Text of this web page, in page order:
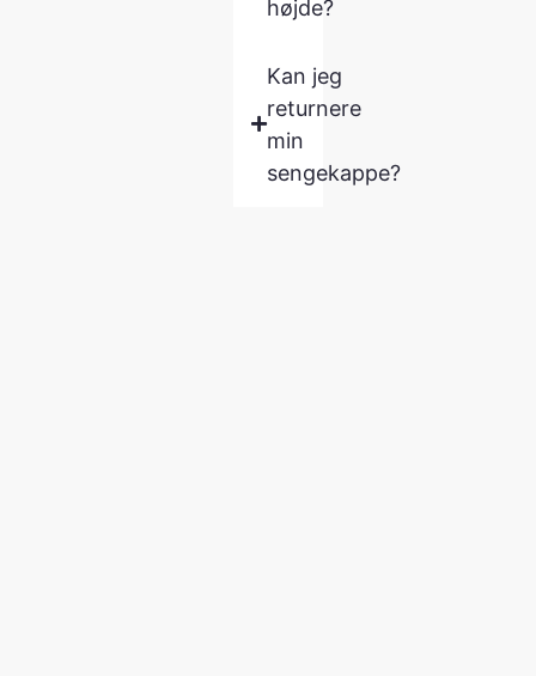
højde?
Kan jeg
returnere
min
sengekappe?